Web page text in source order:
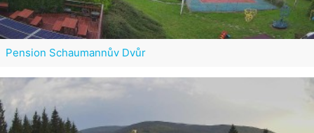
Pension Schaumannův Dvůr